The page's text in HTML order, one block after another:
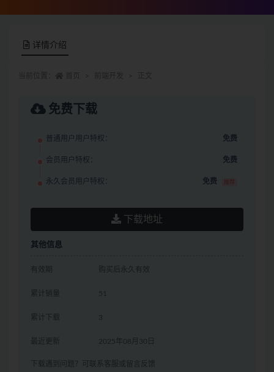
详情介绍
免费下载
普通用户用户特权： 免费
会员用户特权： 免费
永久会员用户特权： 免费 推荐
下载地址
其他信息
有效期 购买后永久有效
累计销量 51
累计下载 3
最近更新 2025年08月30日
下载遇到问题？可联系客服或留言反馈